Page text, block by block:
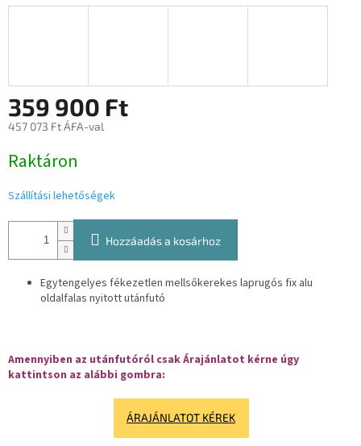
359 900 Ft
457 073 Ft ÁFA-val
Raktáron
Szállítási lehetőségek
Hozzáadás a kosárhoz
Egytengelyes fékezetlen mellsőkerekes laprugós fix alu
oldalfalas nyitott utánfutó
Amennyiben az utánfutóról csak Árajánlatot kérne úgy
kattintson az alábbi gombra:
ÁRAJÁNLATOT KÉREK